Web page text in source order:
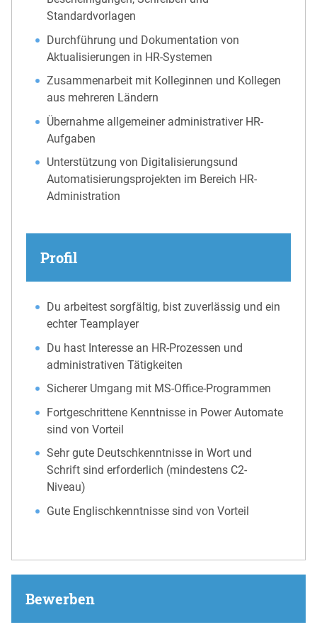
Standardvorlagen
Durchführung und Dokumentation von
Aktualisierungen in HR-Systemen
Zusammenarbeit mit Kolleginnen und Kollegen
aus mehreren Ländern
Übernahme allgemeiner administrativer HR-
Aufgaben
Unterstützung von Digitalisierungsund
Automatisierungsprojekten im Bereich HR-
Administration
Profil
Du arbeitest sorgfältig, bist zuverlässig und ein
echter Teamplayer
Du hast Interesse an HR-Prozessen und
administrativen Tätigkeiten
Sicherer Umgang mit MS-Office-Programmen
Fortgeschrittene Kenntnisse in Power Automate
sind von Vorteil
Sehr gute Deutschkenntnisse in Wort und
Schrift sind erforderlich (mindestens C2-
Niveau)
Gute Englischkenntnisse sind von Vorteil
Bewerben